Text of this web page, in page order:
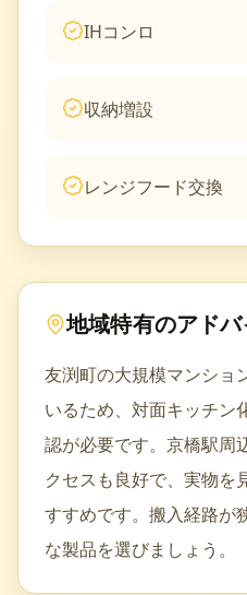
IHコンロ
収納増設
レンジフード交換
地域特有のアドバ
友渕町の大規模マンショ
いるため、対面キッチン
認が必要です。京橋駅周
クセスも良好で、実物を
すすめです。搬入経路が
な製品を選びましょう。